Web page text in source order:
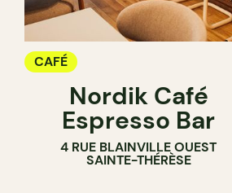
CAFÉ
Nordik Café
Espresso Bar
4 RUE BLAINVILLE OUEST
SAINTE-THÉRÈSE